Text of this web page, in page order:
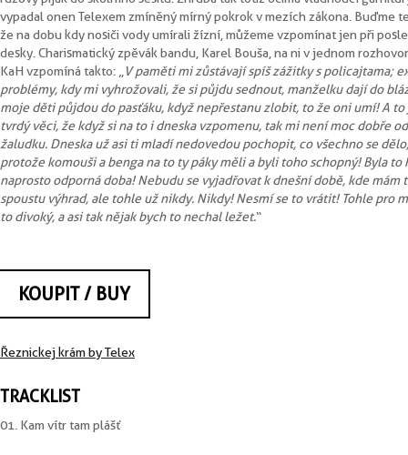
vypadal onen Telexem zmíněný mírný pokrok v mezích zákona. Buďme
že na dobu kdy nosiči vody umírali žízní, můžeme vzpomínat jen při
desky. Charismatický zpěvák bandu, Karel Bouša, na ni v jednom
KaH vzpomíná takto: „
V paměti mi zůstávají spíš zážitky s policajtama;
problémy, kdy mi vyhrožovali, že si půjdu sednout, manželku dají do
moje děti půjdou do pasťáku, když nepřestanu zlobit, to že oni umí! A to
tvrdý věci, že když si na to i dneska vzpomenu, tak mi není moc dobře od
žaludku. Dneska už asi ti mladí nedovedou pochopit, co všechno se dělo,
protože komouši a benga na to ty páky měli a byli toho schopný! Byla to
naprosto odporná doba! Nebudu se vyjadřovat k dnešní době, kde mám
spoustu výhrad, ale tohle už nikdy. Nikdy! Nesmí se to vrátit! Tohle pro
to divoký, a asi tak nějak bych to nechal ležet.“
KOUPIT / BUY
Řeznickej krám by Telex
TRACKLIST
01. Kam vítr tam plášť